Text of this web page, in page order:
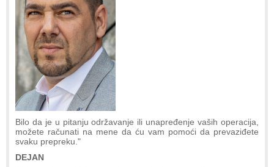
Bilo da je u pitanju održavanje ili unapređenje vaših operacija,
možete računati na mene da ću vam pomoći da prevaziđete
svaku prepreku."
DEJAN